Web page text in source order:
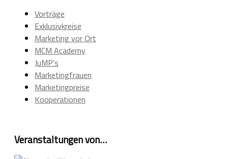
Vorträge
Exklusivkreise
Marketing vor Ort
MCM Academy
JuMP's
Marketingfrauen
Marketingpreise
Kooperationen
Veranstaltungen von…